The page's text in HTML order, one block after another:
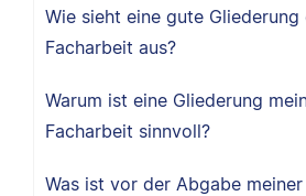
Wie sieht eine gute Gliederung
Facharbeit aus?
Warum ist eine Gliederung
Facharbeit sinnvoll?
Was ist vor der Abgabe meiner